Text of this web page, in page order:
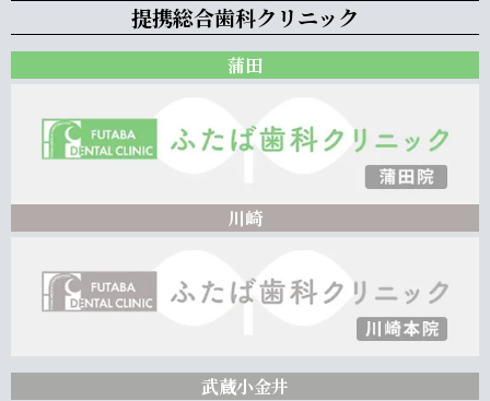
提携総合歯科クリニック
蒲田
川崎
武蔵小金井